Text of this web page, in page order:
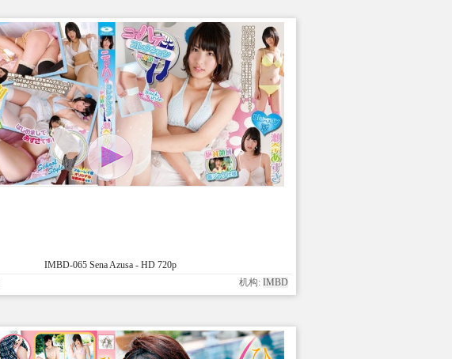
IMBD-065 Sena Azusa - HD 720p
机构: IMBD